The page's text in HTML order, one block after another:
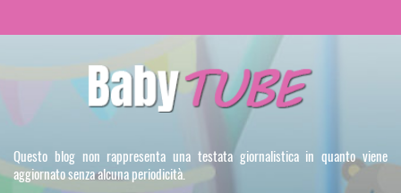
Questo blog non rappresenta una testata giornalistica in quanto viene
aggiornato senza alcuna periodicità.